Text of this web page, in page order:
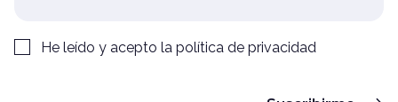
He leído y acepto la política de privacidad